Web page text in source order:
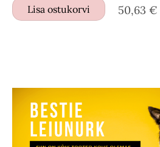
Lisa ostukorvi 50,63 €